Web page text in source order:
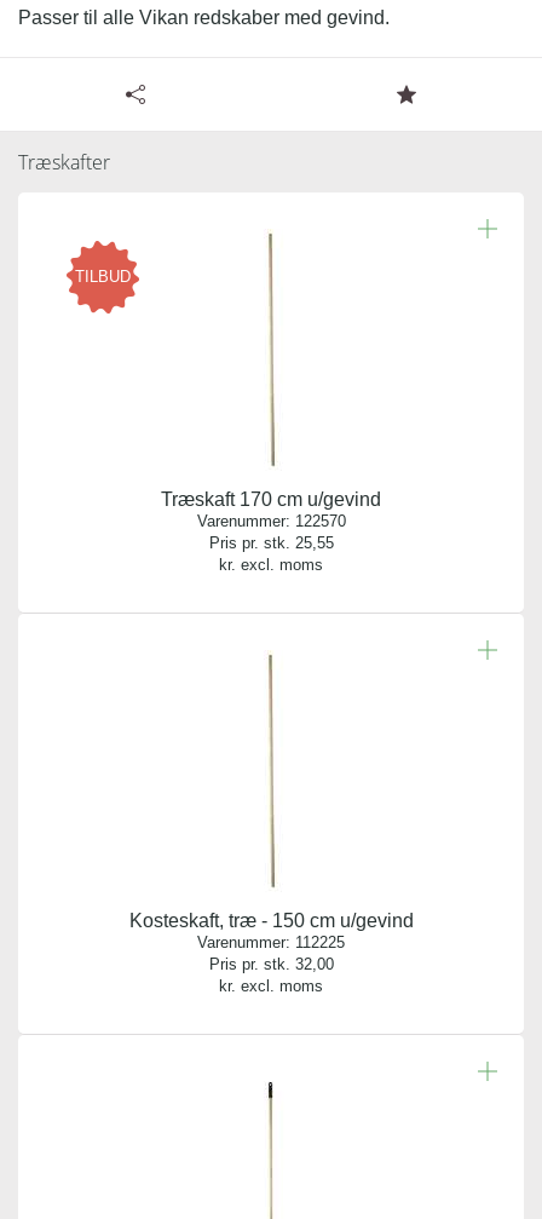
Passer til alle Vikan redskaber med gevind.
Læs resten.
Tilgængelige specifikationer for Træskaft med gevind -
Antal pr. palle:
Indhold:
1 stk.
Træskafter
TILBUD
Træskaft 170 cm u/gevind
Varenummer: 122570
Pris pr. stk. 25,55
kr. excl. moms
Kosteskaft, træ - 150 cm u/gevind
Varenummer: 112225
Pris pr. stk. 32,00
kr. excl. moms